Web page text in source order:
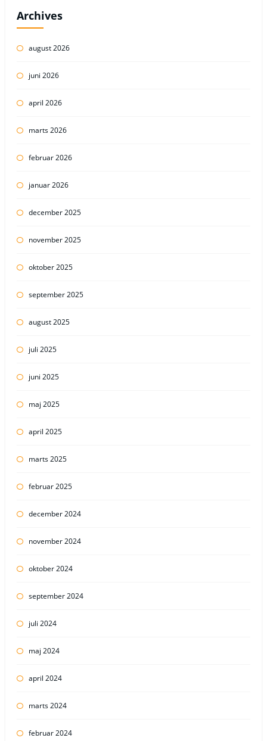
Archives
august 2026
juni 2026
april 2026
marts 2026
februar 2026
januar 2026
december 2025
november 2025
oktober 2025
september 2025
august 2025
juli 2025
juni 2025
maj 2025
april 2025
marts 2025
februar 2025
december 2024
november 2024
oktober 2024
september 2024
juli 2024
maj 2024
april 2024
marts 2024
februar 2024